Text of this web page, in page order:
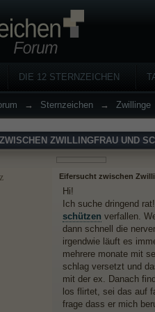
DIE 12 STERNZEICHEN
→ Sternzeichen → Zwillinge
ZWILLINGFRAU UND
Eifersucht zwischen
Hi!
Ich suche dringend
schützen verfallen.
dann schnell die
irgendwie läuft es
mehrere monate mit
schlag versetzt und
mit der ex. Danach
los flirtet, sei das auf
frage dass er mich